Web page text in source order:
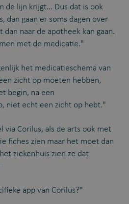
de lijn krijgt... Dus dat is ook
dan gaan er soms dagen over
naar de apotheek kan gaan.
met de medicatie."
het medicatieschema van
zicht op moeten hebben,
begin, na een
niet echt een zicht op hebt."
via Corilus, als de arts ook met
fiches zien maar het moet dan
ziekenhuis zien ze dat
app van Corilus?"